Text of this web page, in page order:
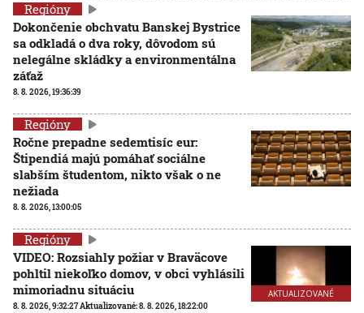
Regióny
Dokončenie obchvatu Banskej Bystrice
sa odkladá o dva roky, dôvodom sú
nelegálne skládky a environmentálna
záťaž
8. 8. 2026, 19:36:39
Regióny
Ročne prepadne sedemtisíc eur:
Štipendiá majú pomáhať sociálne
slabším študentom, nikto však o ne
nežiada
8. 8. 2026, 13:00:05
AKTUALIZOVANÉ
Regióny
VIDEO: Rozsiahly požiar v Braväcove
pohltil niekoľko domov, v obci vyhlásili
mimoriadnu situáciu
8. 8. 2026, 9:32:27Aktualizované:8. 8. 2026, 18:22:00